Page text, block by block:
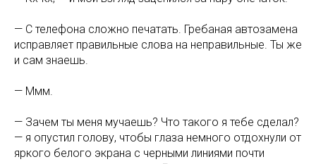
— С телефона сложно печатать. Гребаная автозамена
исправляет правильные слова на неправильные. Ты же
и сам знаешь.
— Ммм.
— Зачем ты меня мучаешь? Что такого я тебе сделал?
— я опустил голову, чтобы глаза немного отдохнули от
яркого белого экрана с черными линиями почти